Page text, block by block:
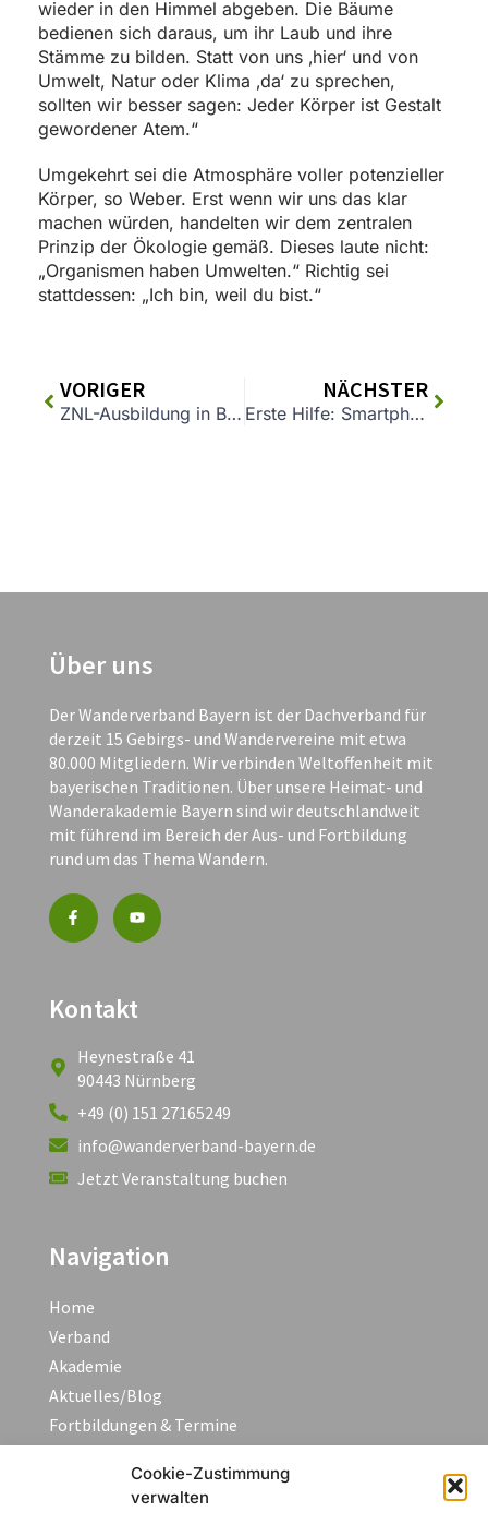
Cookie-Zustimmung
verwalten
wieder in den Himmel abgeben. Die Bäume
bedienen sich daraus, um ihr Laub und ihre
Stämme zu bilden. Statt von uns ‚hier‘ und von
Umwelt, Natur oder Klima ‚da‘ zu sprechen,
sollten wir besser sagen: Jeder Körper ist Gestalt
gewordener Atem.“
Umgekehrt sei die Atmosphäre voller potenzieller
Körper, so Weber. Erst wenn wir uns das klar
machen würden, handelten wir dem zentralen
Prinzip der Ökologie gemäß. Dieses laute nicht:
„Organismen haben Umwelten.“ Richtig sei
stattdessen: „Ich bin, weil du bist.“
VORIGER
ZNL-Ausbildung in Bayern: Kooperation geht weiter
NÄCHSTER
Erste Hilfe: Smartphone-Apps für den Notfall
Über uns
Der Wanderverband Bayern ist der Dachverband für
derzeit 15 Gebirgs- und Wandervereine mit etwa
80.000 Mitgliedern. Wir verbinden Weltoffenheit mit
bayerischen Traditionen. Über unsere Heimat- und
Wanderakademie Bayern sind wir deutschlandweit
mit führend im Bereich der Aus- und Fortbildung
rund um das Thema Wandern.
Kontakt
Heynestraße 41
90443 Nürnberg
+49 (0) 151 27165249
info@wanderverband-bayern.de
Jetzt Veranstaltung buchen
Navigation
Home
Verband
Akademie
Aktuelles/Blog
Fortbildungen & Termine